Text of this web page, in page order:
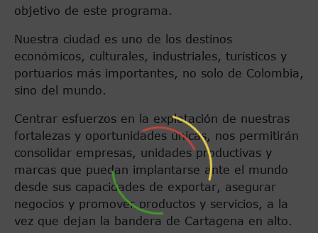
objetivo de este programa.
Nuestra ciudad es uno de los destinos
económicos, culturales, industriales, turísticos y
portuarios más importantes, no solo de Colombia,
sino del mundo.
Centrar esfuerzos en la explotación de nuestras
fortalezas y oportunidades únicas, nos permitirán
consolidar empresas, unidades productivas y
marcas que puedan implantarse ante el mundo
desde sus capacidades de exportar, asegurar
negocios y promover productos y servicios, a la
vez que dejan la bandera de Cartagena en alto.